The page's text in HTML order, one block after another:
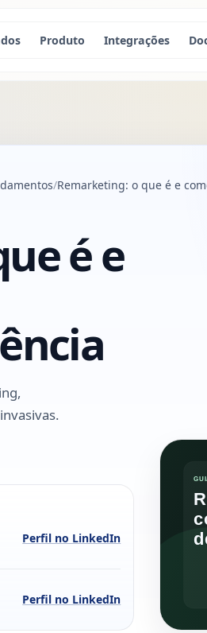
Produto Integrações
Remarketing: o que é e
é e
Perfil no LinkedIn
Perfil no LinkedIn